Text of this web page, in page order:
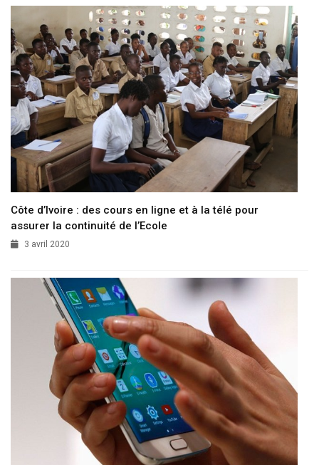
Côte d’Ivoire : des cours en ligne et à la télé pour
assurer la continuité de l’Ecole
3 avril 2020